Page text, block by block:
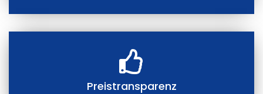
Preistransparenz